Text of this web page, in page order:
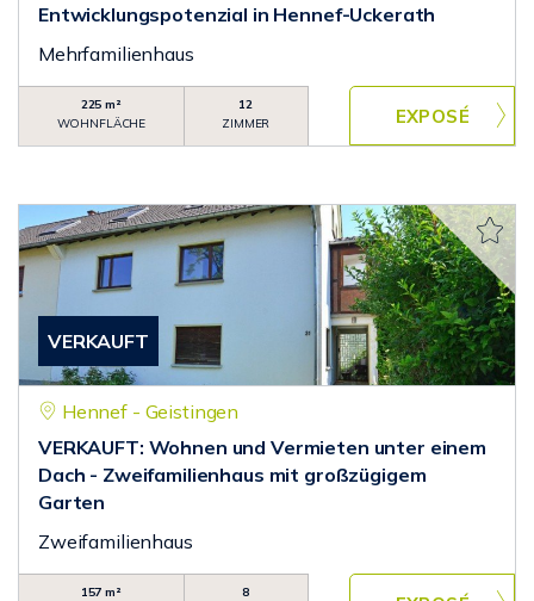
Entwicklungspotenzial in Hennef-Uckerath
Mehrfamilienhaus
225 m²
WOHNFLÄCHE
12
ZIMMER
VERKAUFT
Hennef - Geistingen
VERKAUFT: Wohnen und Vermieten unter einem
Dach - Zweifamilienhaus mit großzügigem
Garten
Zweifamilienhaus
157 m²
8